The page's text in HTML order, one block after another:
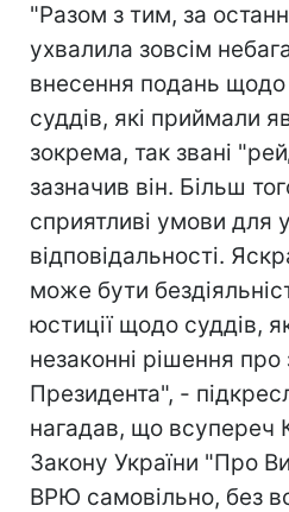
"Разом з тим, за
ухвалила зовсім
внесення подань щодо
суддів, які приймали
зокрема, так звані
зазначив він. Більш
сприятливі умови для
відповідальності.
може бути
юстиції щодо суддів,
незаконні рішення про
Президента", -
нагадав, що всупереч
Закону України "Про
ВРЮ самовільно, без